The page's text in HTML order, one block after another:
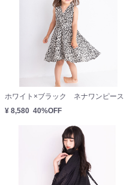
ホワイト×ブラック ネナワンピース
¥ 8,580 40%OFF